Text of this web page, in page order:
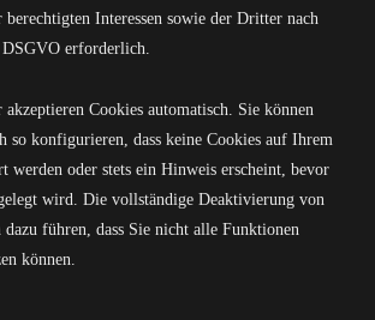
berechtigten Interessen sowie der Dritter nach
erforderlich.
Cookies automatisch. Sie können
so konfigurieren, dass keine Cookies auf Ihrem
werden oder stets ein Hinweis erscheint, bevor
wird. Die vollständige Deaktivierung von
dazu führen, dass Sie nicht alle Funktionen
können.